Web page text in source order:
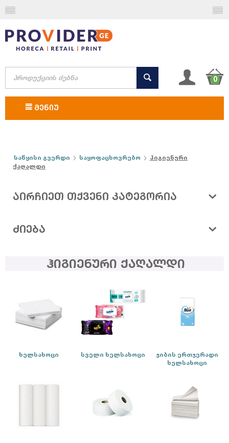
0
ᲛᲔᲜᲘᲣ
საწყისი გვერდი საყოფაცხოვრებო
ჰიგიენური
ქაღალდი
ᲐᲘᲠᲩᲘᲔᲗ ᲗᲥᲕᲔᲜᲘ ᲙᲐᲢᲔᲒᲝᲠᲘᲐ
ᲫᲘᲔᲑᲐ
ჰიგიენური ქაღალდი
ხელსახოცი სველი ხელსახოცი
ჯიბის ერთჯერადი
ხელსახოცი